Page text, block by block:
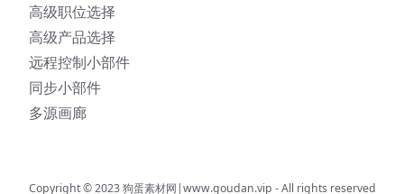
高级职位选择
高级产品选择
远程控制小部件
同步小部件
多源画廊
Copyright © 2023狗蛋素材网|www.goudan.vip - All rights reserved